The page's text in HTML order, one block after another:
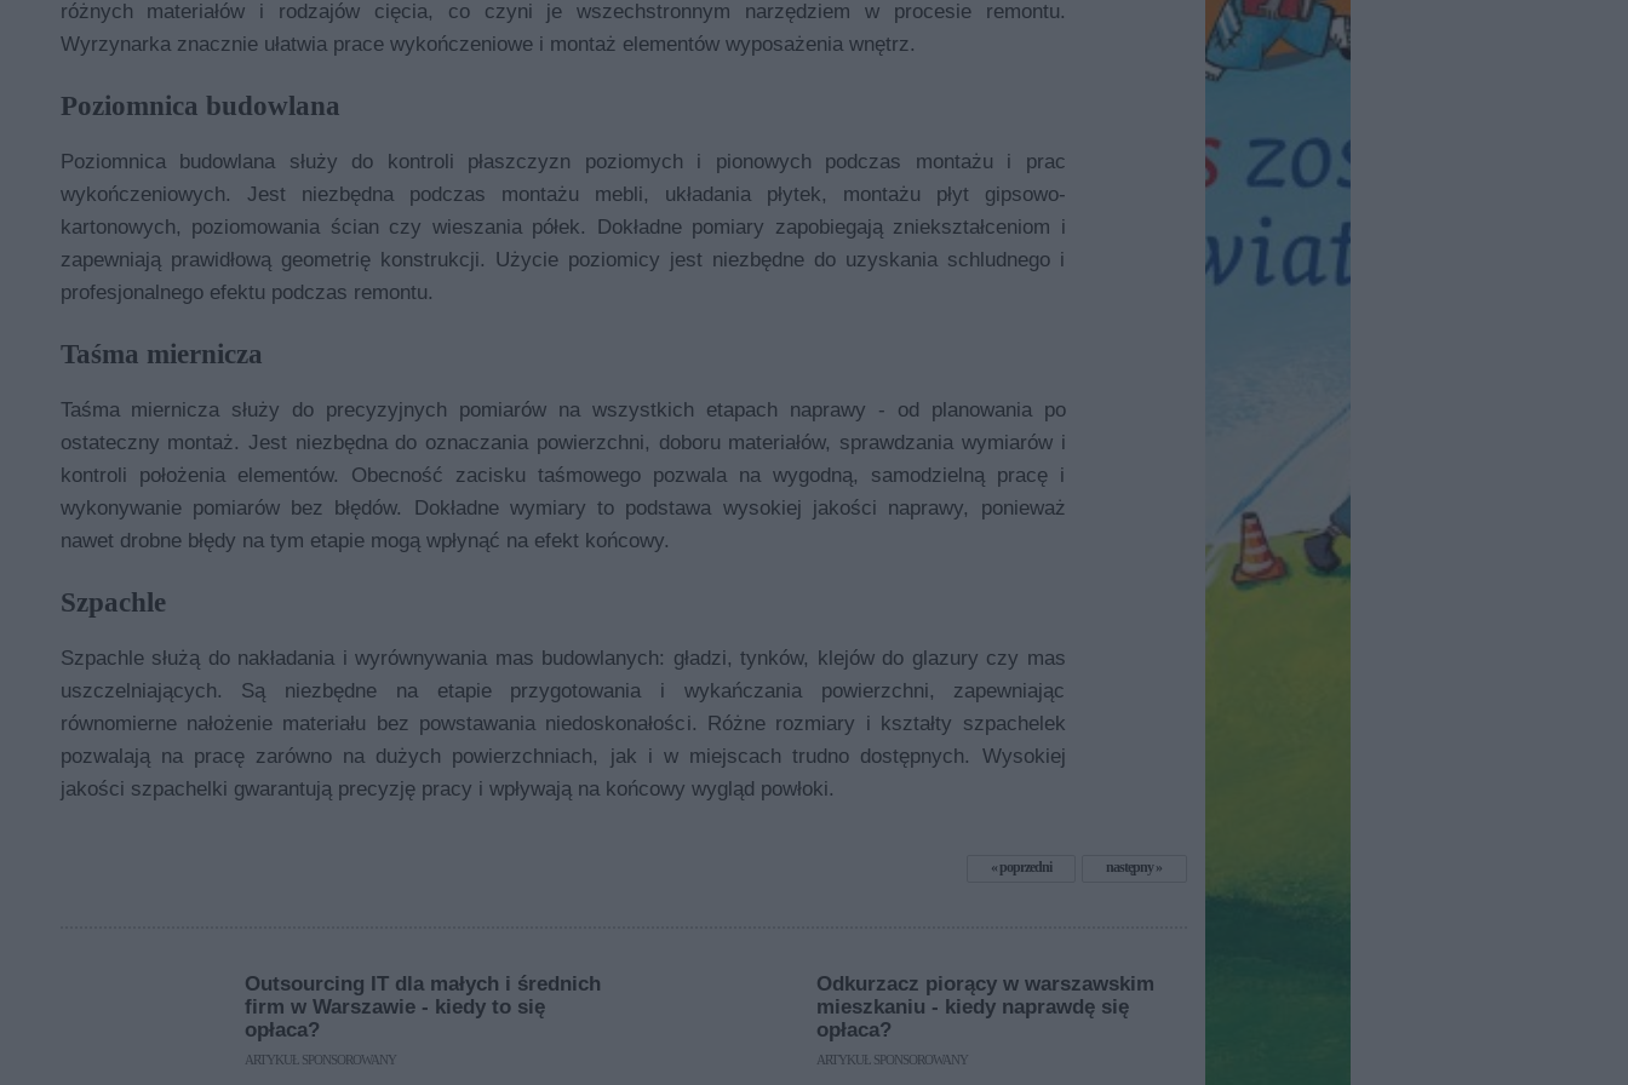
różnych materiałów i rodzajów cięcia, co czyni je wszechstronnym narzędziem w procesie remontu.
Wyrzynarka znacznie ułatwia prace wykończeniowe i montaż elementów wyposażenia wnętrz.
Poziomnica budowlana
Poziomnica budowlana służy do kontroli płaszczyzn poziomych i pionowych podczas montażu i prac
wykończeniowych. Jest niezbędna podczas montażu mebli, układania płytek, montażu płyt gipsowo-
kartonowych, poziomowania ścian czy wieszania półek. Dokładne pomiary zapobiegają zniekształceniom i
zapewniają prawidłową geometrię konstrukcji. Użycie poziomicy jest niezbędne do uzyskania schludnego i
profesjonalnego efektu podczas remontu.
Taśma miernicza
Taśma miernicza służy do precyzyjnych pomiarów na wszystkich etapach naprawy - od planowania po
ostateczny montaż. Jest niezbędna do oznaczania powierzchni, doboru materiałów, sprawdzania wymiarów i
kontroli położenia elementów. Obecność zacisku taśmowego pozwala na wygodną, ​samodzielną pracę i
wykonywanie pomiarów bez błędów. Dokładne wymiary to podstawa wysokiej jakości naprawy, ponieważ
nawet drobne błędy na tym etapie mogą wpłynąć na efekt końcowy.
Szpachle
Szpachle służą do nakładania i wyrównywania mas budowlanych: gładzi, tynków, klejów do glazury czy mas
uszczelniających. Są niezbędne na etapie przygotowania i wykańczania powierzchni, zapewniając
równomierne nałożenie materiału bez powstawania niedoskonałości. Różne rozmiary i kształty szpachelek
pozwalają na pracę zarówno na dużych powierzchniach, jak i w miejscach trudno dostępnych. Wysokiej
jakości szpachelki gwarantują precyzję pracy i wpływają na końcowy wygląd powłoki.
poprzedni następny
Outsourcing IT dla małych i średnich
firm w Warszawie - kiedy to się
opłaca?
ARTYKUŁ SPONSOROWANY
Odkurzacz piorący w warszawskim
mieszkaniu - kiedy naprawdę się
opłaca?
ARTYKUŁ SPONSOROWANY